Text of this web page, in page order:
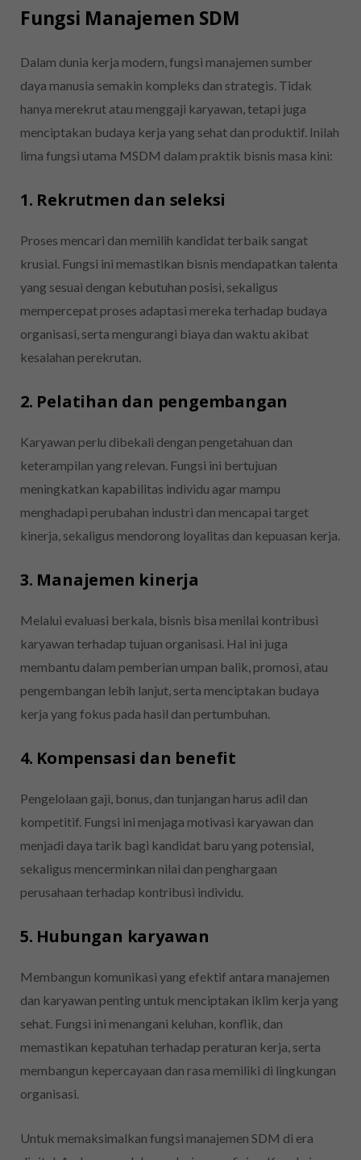
Fungsi Manajemen SDM
Dalam dunia kerja modern, fungsi manajemen sumber
daya manusia semakin kompleks dan strategis. Tidak
hanya merekrut atau menggaji karyawan, tetapi juga
menciptakan budaya kerja yang sehat dan produktif. Inilah
lima fungsi utama MSDM dalam praktik bisnis masa kini:
1. Rekrutmen dan seleksi
Proses mencari dan memilih kandidat terbaik sangat
krusial. Fungsi ini memastikan bisnis mendapatkan talenta
yang sesuai dengan kebutuhan posisi, sekaligus
mempercepat proses adaptasi mereka terhadap budaya
organisasi, serta mengurangi biaya dan waktu akibat
kesalahan perekrutan.
2. Pelatihan dan pengembangan
Karyawan perlu dibekali dengan pengetahuan dan
keterampilan yang relevan. Fungsi ini bertujuan
meningkatkan kapabilitas individu agar mampu
menghadapi perubahan industri dan mencapai target
kinerja, sekaligus mendorong loyalitas dan kepuasan kerja.
3. Manajemen kinerja
Melalui evaluasi berkala, bisnis bisa menilai kontribusi
karyawan terhadap tujuan organisasi. Hal ini juga
membantu dalam pemberian umpan balik, promosi, atau
pengembangan lebih lanjut, serta menciptakan budaya
kerja yang fokus pada hasil dan pertumbuhan.
4. Kompensasi dan benefit
Pengelolaan gaji, bonus, dan tunjangan harus adil dan
kompetitif. Fungsi ini menjaga motivasi karyawan dan
menjadi daya tarik bagi kandidat baru yang potensial,
sekaligus mencerminkan nilai dan penghargaan
perusahaan terhadap kontribusi individu.
5. Hubungan karyawan
Membangun komunikasi yang efektif antara manajemen
dan karyawan penting untuk menciptakan iklim kerja yang
sehat. Fungsi ini menangani keluhan, konflik, dan
memastikan kepatuhan terhadap peraturan kerja, serta
membangun kepercayaan dan rasa memiliki di lingkungan
organisasi.
Untuk memaksimalkan fungsi manajemen SDM di era